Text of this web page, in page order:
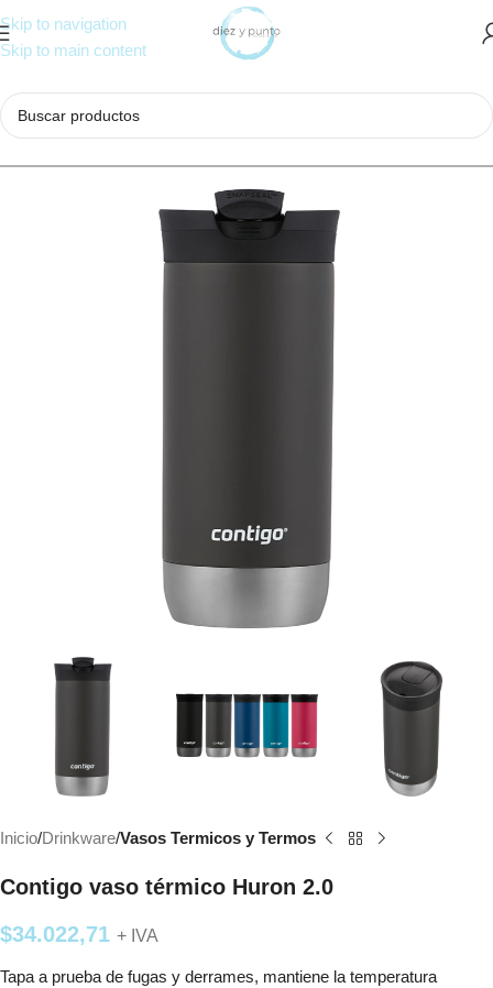
Skip to navigation
Skip to main content
Inicio Drinkware Vasos Termicos y Termos
Contigo vaso térmico Huron 2.0
$34.022,71 + IVA
Tapa a prueba de fugas y derrames, mantiene la temperatura